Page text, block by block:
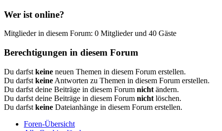
Wer ist online?
Mitglieder in diesem Forum: 0 Mitglieder und 40 Gäste
Berechtigungen in diesem Forum
Du darfst keine neuen Themen in diesem Forum erstellen.
Du darfst keine Antworten zu Themen in diesem Forum erstellen.
Du darfst deine Beiträge in diesem Forum nicht ändern.
Du darfst deine Beiträge in diesem Forum nicht löschen.
Du darfst keine Dateianhänge in diesem Forum erstellen.
Foren-Übersicht